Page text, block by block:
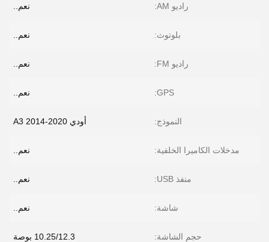
راديو AM: نعم..
بلوتوث: نعم..
راديو FM: نعم..
GPS: نعم..
النموذج: أودي A3 2014-2020
مدخلات الكاميرا الخلفية: نعم..
منفذ USB: نعم..
شاشة: نعم..
حجم الشاشة: 10.25/12.3 بوصة